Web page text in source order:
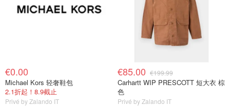
€0.00
Michael Kors 轻奢鞋包
2.1折起！8.9截止
Privé by Zalando IT
€85.00 €199.99
Carhartt WIP PRESCOTT 短大衣 棕
色
Privé by Zalando IT